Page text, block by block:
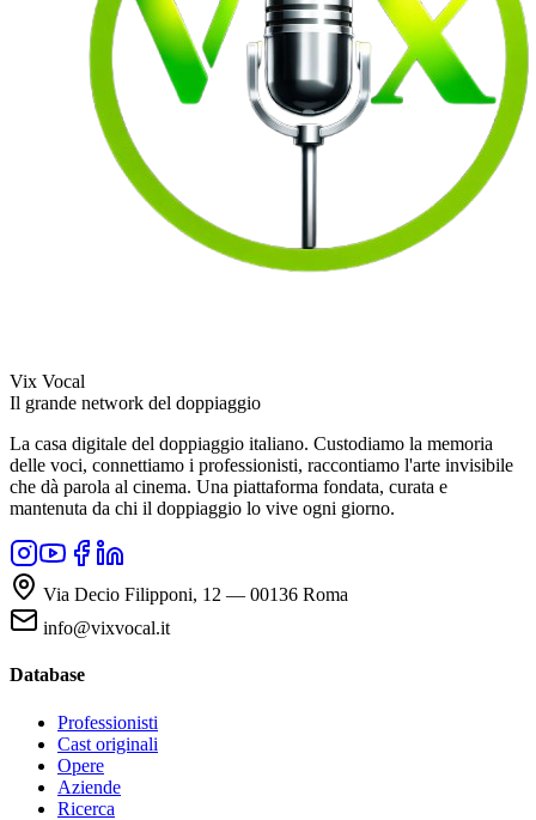
Vix Vocal
Il grande network del doppiaggio
La casa digitale del doppiaggio italiano. Custodiamo la memoria
delle voci, connettiamo i professionisti, raccontiamo l'arte invisibile
che dà parola al cinema. Una piattaforma fondata, curata e
mantenuta da chi il doppiaggio lo vive ogni giorno.
Via Decio Filipponi, 12 — 00136 Roma
info@vixvocal.it
Database
Professionisti
Cast originali
Opere
Aziende
Ricerca